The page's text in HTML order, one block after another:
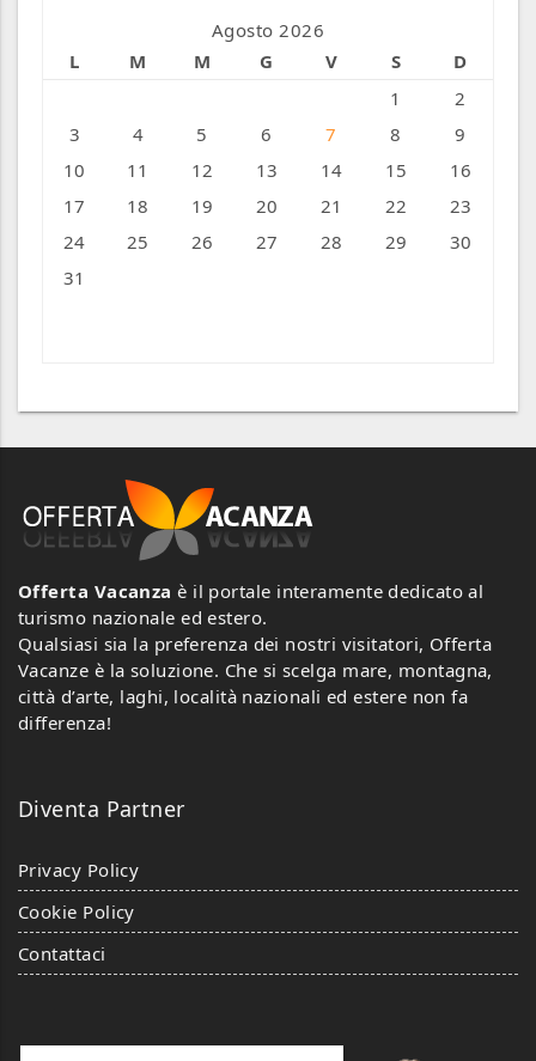
Agosto 2026
L
M M G V S
D
1
2
3
4 5 6 7 8
9
10
11 12 13 14 15
16
17
18 19 20 21 22
23
24
25 26 27 28 29
30
31
Offerta Vacanza è il portale interamente dedicato al
turismo nazionale ed estero.
Qualsiasi sia la preferenza dei nostri visitatori, Offerta
Vacanze è la soluzione. Che si scelga mare, montagna,
città d’arte, laghi, località nazionali ed estere non fa
differenza!
Diventa Partner
Privacy Policy
Cookie Policy
Contattaci